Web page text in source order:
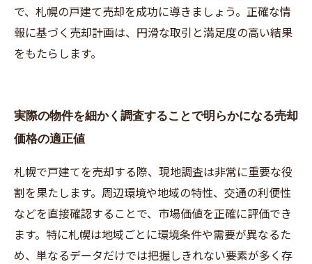
で、札幌の戸建て売却を成功に導きましょう。正確な情
報に基づく売却計画は、円滑な取引と満足度の高い結果
をもたらします。
実際の物件を細かく調査することで明らかになる売却
価格の適正値
札幌で戸建てを売却する際、現地調査は非常に重要な役
割を果たします。周辺環境や地域の特性、交通の利便性
などを直接確認することで、市場価値を正確に評価でき
ます。特に札幌は地域ごとに環境条件や需要が異なるた
め、単なるデータだけでは把握しきれない要素が多く存